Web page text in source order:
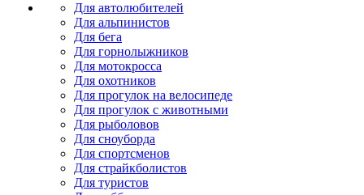
Для автолюбителей
Для альпинистов
Для бега
Для горнолыжников
Для мотокросса
Для охотников
Для прогулок на велосипеде
Для прогулок с животными
Для рыболовов
Для сноуборда
Для спортсменов
Для страйкболистов
Для туристов